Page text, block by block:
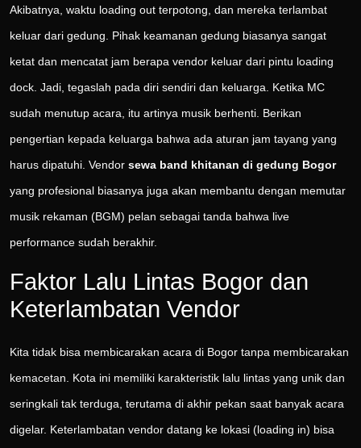
Akibatnya, waktu loading out terpotong, dan mereka terlambat
keluar dari gedung. Pihak keamanan gedung biasanya sangat
ketat dan mencatat jam berapa vendor keluar dari pintu loading
dock. Jadi, tegaslah pada diri sendiri dan keluarga. Ketika MC
sudah menutup acara, itu artinya musik berhenti. Berikan
pengertian kepada keluarga bahwa ada aturan jam tayang yang
harus dipatuhi. Vendor sewa band khitanan di gedung Bogor
yang profesional biasanya juga akan membantu dengan memutar
musik rekaman (BGM) pelan sebagai tanda bahwa live
performance sudah berakhir.
Faktor Lalu Lintas Bogor dan
Keterlambatan Vendor
Kita tidak bisa membicarakan acara di Bogor tanpa membicarakan
kemacetan. Kota ini memiliki karakteristik lalu lintas yang unik dan
seringkali tak terduga, terutama di akhir pekan saat banyak acara
digelar. Keterlambatan vendor datang ke lokasi (loading in) bisa